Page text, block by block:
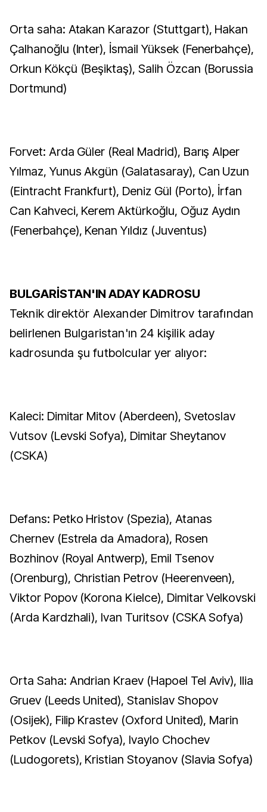
Orta saha: Atakan Karazor (Stuttgart), Hakan
Çalhanoğlu (Inter), İsmail Yüksek (Fenerbahçe),
Orkun Kökçü (Beşiktaş), Salih Özcan (Borussia
Dortmund)
Forvet: Arda Güler (Real Madrid), Barış Alper
Yılmaz, Yunus Akgün (Galatasaray), Can Uzun
(Eintracht Frankfurt), Deniz Gül (Porto), İrfan
Can Kahveci, Kerem Aktürkoğlu, Oğuz Aydın
(Fenerbahçe), Kenan Yıldız (Juventus)
BULGARİSTAN'IN ADAY KADROSU
Teknik direktör Alexander Dimitrov tarafından
belirlenen Bulgaristan'ın 24 kişilik aday
kadrosunda şu futbolcular yer alıyor:
Kaleci: Dimitar Mitov (Aberdeen), Svetoslav
Vutsov (Levski Sofya), Dimitar Sheytanov
(CSKA)
Defans: Petko Hristov (Spezia), Atanas
Chernev (Estrela da Amadora), Rosen
Bozhinov (Royal Antwerp), Emil Tsenov
(Orenburg), Christian Petrov (Heerenveen),
Viktor Popov (Korona Kielce), Dimitar Velkovski
(Arda Kardzhali), Ivan Turitsov (CSKA Sofya)
Orta Saha: Andrian Kraev (Hapoel Tel Aviv), Ilia
Gruev (Leeds United), Stanislav Shopov
(Osijek), Filip Krastev (Oxford United), Marin
Petkov (Levski Sofya), Ivaylo Chochev
(Ludogorets), Kristian Stoyanov (Slavia Sofya)